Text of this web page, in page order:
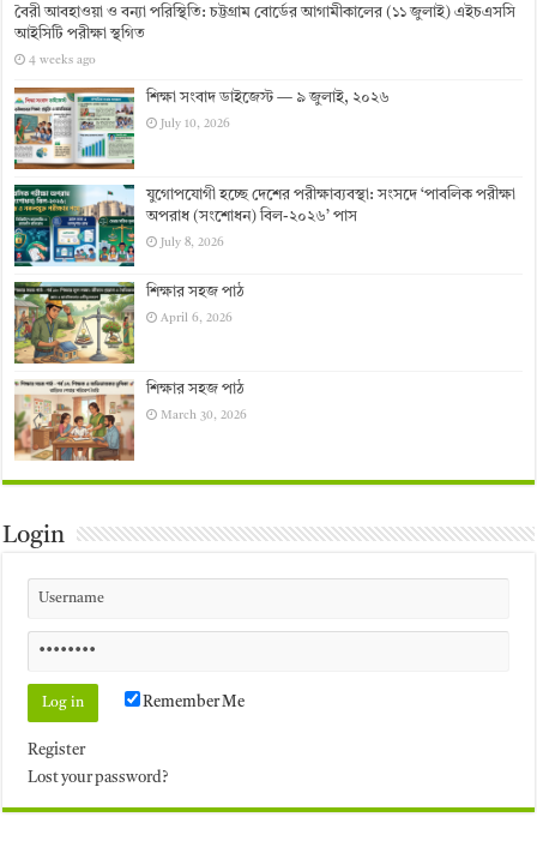
বৈরী আবহাওয়া ও বন্যা পরিস্থিতি: চট্টগ্রাম বোর্ডের আগামীকালের (১১ জুলাই) এইচএসসি
আইসিটি পরীক্ষা স্থগিত
4 weeks ago
শিক্ষা সংবাদ ডাইজেস্ট — ৯ জুলাই, ২০২৬
July 10, 2026
যুগোপযোগী হচ্ছে দেশের পরীক্ষাব্যবস্থা: সংসদে ‘পাবলিক পরীক্ষা
অপরাধ (সংশোধন) বিল-২০২৬’ পাস
July 8, 2026
শিক্ষার সহজ পাঠ
April 6, 2026
শিক্ষার সহজ পাঠ
March 30, 2026
Login
Remember Me
Register
Lost your password?